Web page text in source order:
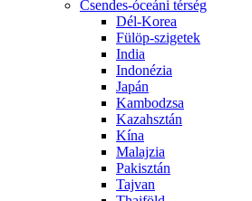
Csendes-óceáni térség
Dél-Korea
Fülöp-szigetek
India
Indonézia
Japán
Kambodzsa
Kazahsztán
Kína
Malajzia
Pakisztán
Tajvan